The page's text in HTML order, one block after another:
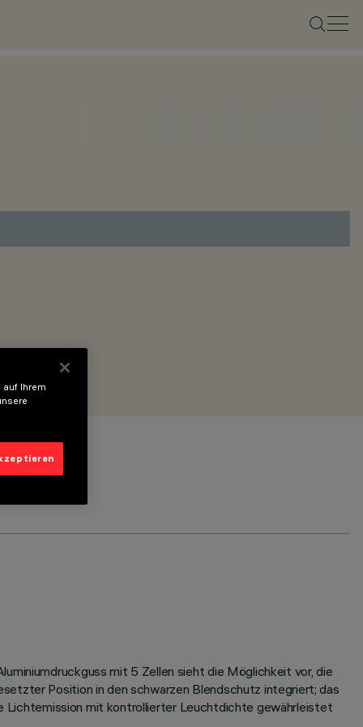
mit 5 Zellen sieht die Möglichkeit vor, die
Position in den schwarzen Blendschutz integriert; das
mit kontrollierter Leuchtdichte gewährleistet
auf Ihrem